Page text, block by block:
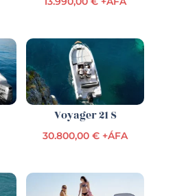
Voyager 21 S
30.800,00 € +ÁFA